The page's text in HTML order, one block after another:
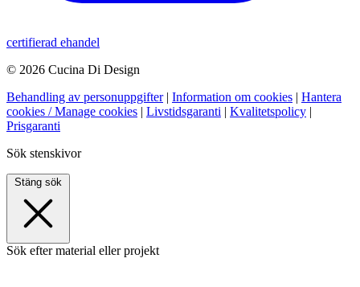
certifierad ehandel
© 2026 Cucina Di Design
Behandling av personuppgifter | Information om cookies | Hantera
cookies / Manage cookies | Livstidsgaranti | Kvalitetspolicy |
Prisgaranti
Sök stenskivor
Stäng sök
Sök efter material eller projekt